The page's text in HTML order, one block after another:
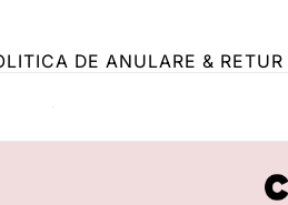
DE ANULARE & RETUR